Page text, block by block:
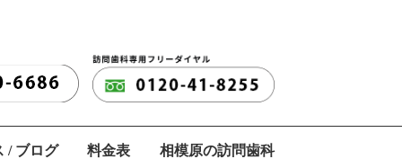
/ ブログ 料金表 相模原の訪問歯科